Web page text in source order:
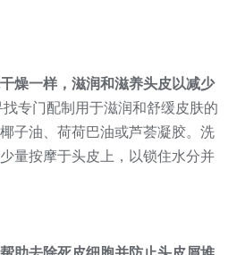
燥一样，滋润和滋养头皮以减少
找专门配制用于滋润和舒缓皮肤的
子油、荷荷巴油或芦荟凝胶。洗
量按摩于头皮上，以锁住水分并